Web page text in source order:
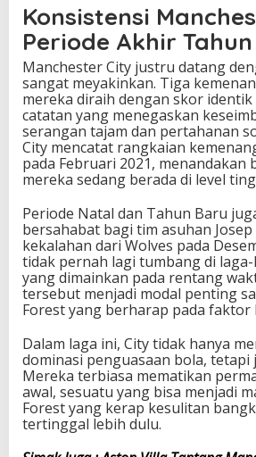
Konsistensi
Periode Akhir Tahun
Manchester City justru datang
sangat meyakinkan. Tiga
mereka diraih dengan skor identik
catatan yang menegaskan
serangan tajam dan pertahanan
City mencatat rangkaian
pada Februari 2021, menandakan
mereka sedang berada di level
Periode Natal dan Tahun Baru
bersahabat bagi tim asuhan Josep
kekalahan dari Wolves pada
tidak pernah lagi tumbang di
yang dimainkan pada rentang
tersebut menjadi modal penting
Forest yang berharap pada faktor
Dalam laga ini, City tidak hanya
dominasi penguasaan bola, tetapi
Mereka terbiasa mematikan
awal, sesuatu yang bisa menjadi
Forest yang kerap kesulitan
tertinggal lebih dulu.